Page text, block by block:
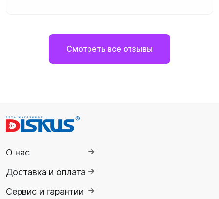
Смотреть все отзывы
О нас
Доставка и оплата
Сервис и гарантии